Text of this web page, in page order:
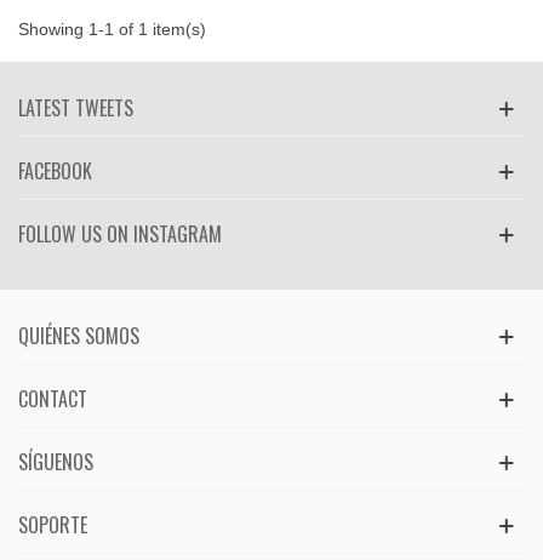
Showing 1-1 of 1 item(s)
LATEST TWEETS
FACEBOOK
FOLLOW US ON INSTAGRAM
QUIÉNES SOMOS
CONTACT
SÍGUENOS
SOPORTE